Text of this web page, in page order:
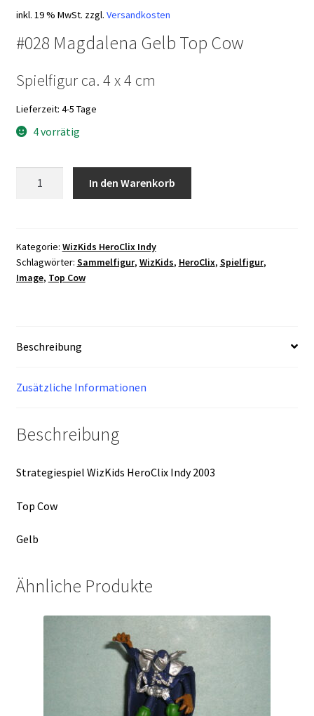
inkl. 19 % MwSt. zzgl. Versandkosten
#028 Magdalena Gelb Top Cow
Spielfigur ca. 4 x 4 cm
Lieferzeit: 4-5 Tage
4 vorrätig
HeroClix
Indy
Menge
In den Warenkorb
Kategorie: WizKids HeroClix Indy
Schlagwörter: Sammelfigur, WizKids, HeroClix, Spielfigur,
Image, Top Cow
Beschreibung
Zusätzliche Informationen
Beschreibung
Strategiespiel WizKids HeroClix Indy 2003
Top Cow
Gelb
Ähnliche Produkte